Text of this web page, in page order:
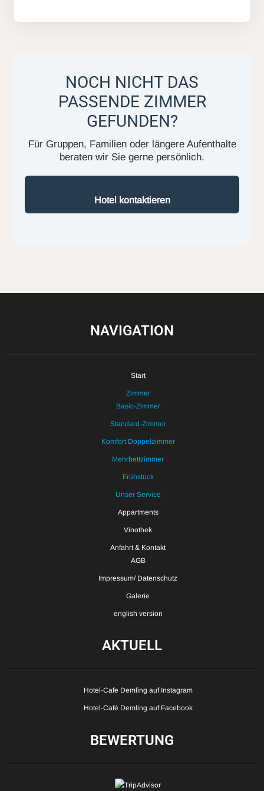
NOCH NICHT DAS
PASSENDE ZIMMER
GEFUNDEN?
Für Gruppen, Familien oder längere Aufenthalte
beraten wir Sie gerne persönlich.
Hotel kontaktieren
NAVIGATION
Start
Zimmer
Basic-Zimmer
Standard-Zimmer
Komfort Doppelzimmer
Mehrbettzimmer
Frühstück
Unser Service
Appartments
Vinothek
Anfahrt & Kontakt
AGB
Impressum/ Datenschutz
Galerie
english version
AKTUELL
Hotel-Cafe Demling auf Instagram
Hotel-Café Demling auf Facebook
BEWERTUNG